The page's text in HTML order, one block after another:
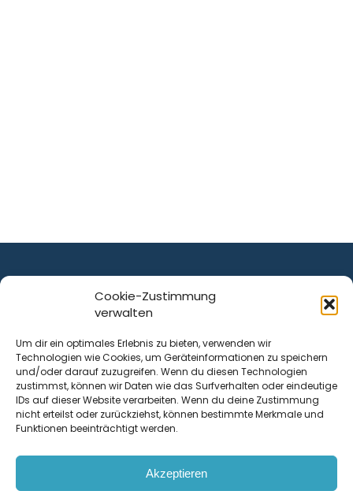
Cookie-Zustimmung
verwalten
Um dir ein optimales Erlebnis zu bieten, verwenden wir
Technologien wie Cookies, um Geräteinformationen zu speichern
und/oder darauf zuzugreifen. Wenn du diesen Technologien
zustimmst, können wir Daten wie das Surfverhalten oder eindeutige
IDs auf dieser Website verarbeiten. Wenn du deine Zustimmung
nicht erteilst oder zurückziehst, können bestimmte Merkmale und
Funktionen beeinträchtigt werden.
Akzeptieren
ist ein Service von
Krenn Real GmbH
Tischlerstraße 12
4050Traun| Österreich
Kontakt